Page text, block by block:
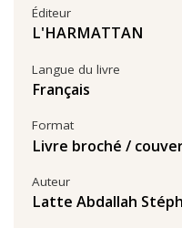
Auteur
Latte Abdallah
Éditeur
L'HARMATTAN
Langue du livre
Français
Format
Livre broché /